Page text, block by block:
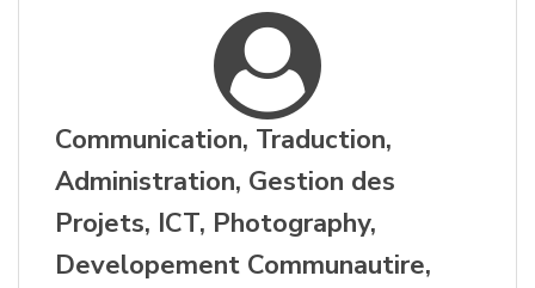
Communication, Traduction,
Administration, Gestion des
Projets, ICT, Photography,
Developement Communautire,